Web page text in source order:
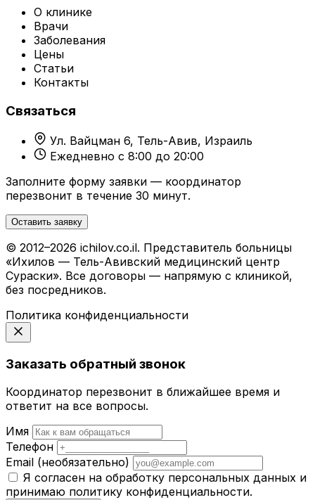
О клинике
Врачи
Заболевания
Цены
Статьи
Контакты
Связаться
Ул. Вайцман 6, Тель-Авив, Израиль
Ежедневно с 8:00 до 20:00
Заполните форму заявки — координатор
перезвонит в течение 30 минут.
Оставить заявку
© 2012–2026 ichilov.co.il. Представитель больницы
«Ихилов — Тель-Авивский медицинский центр
Сураски». Все договоры — напрямую с клиникой,
без посредников.
Политика конфиденциальности
Заказать обратный звонок
Координатор перезвонит в ближайшее время и
ответит на все вопросы.
Имя
Телефон
Email (необязательно)
Я согласен на обработку персональных данных и
принимаю политику конфиденциальности.